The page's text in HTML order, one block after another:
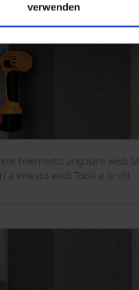
verwenden
l'elemento angolare wedi
a innesto wedi Tools e le viti.